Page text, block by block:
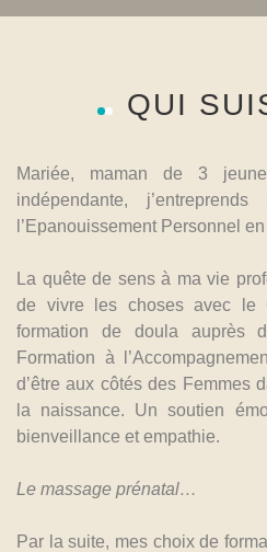
QUI
Mariée, maman de 3
indépendante,
l’Epanouissement Personnel
La quête de sens à ma vie
de vivre les choses avec le
formation de doula auprès
Formation à
d’être aux côtés des Femmes
la naissance. Un soutien
bienveillance et empathie.
Le massage prénatal…
Par la suite, mes choix de